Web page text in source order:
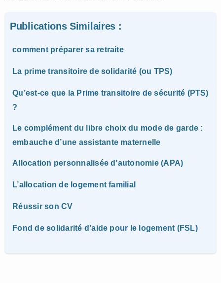
Publications Similaires :
comment préparer sa retraite
La prime transitoire de solidarité (ou TPS)
Qu’est-ce que la Prime transitoire de sécurité (PTS)
?
Le complément du libre choix du mode de garde :
embauche d’une assistante maternelle
Allocation personnalisée d’autonomie (APA)
L’allocation de logement familial
Réussir son CV
Fond de solidarité d’aide pour le logement (FSL)